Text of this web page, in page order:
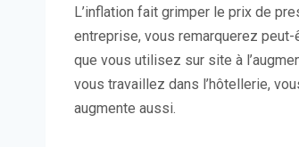
L’inflation fait grimper le prix de
entreprise, vous remarquerez
que vous utilisez sur site à
vous travaillez dans l’hôtellerie,
augmente aussi.